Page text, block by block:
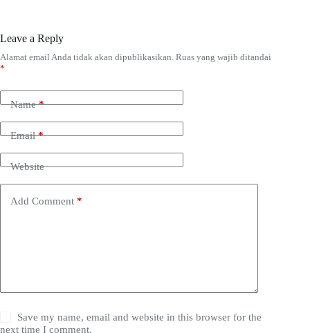
Leave a Reply
Alamat email Anda tidak akan dipublikasikan. Ruas yang wajib ditandai
*
Name*
Email*
Website
Add Comment *
Save my name, email and website in this browser for the
next time I comment.